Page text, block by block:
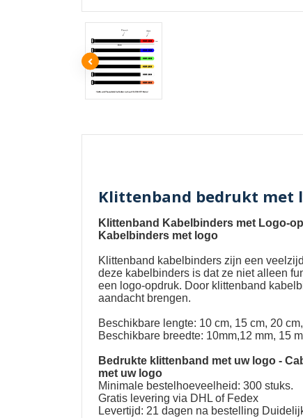
Klittenband bedrukt met
Klittenband Kabelbinders met Logo-
Kabelbinders met logo
Klittenband kabelbinders zijn een
deze kabelbinders is dat ze niet alleen
een logo-opdruk. Door klittenband
aandacht brengen.
Beschikbare lengte: 10 cm, 15 cm, 20
Beschikbare breedte: 10mm,12 mm, 15
Bedrukte klittenband met uw logo -
met uw logo
Minimale bestelhoeveelheid: 300 stuks.
Gratis levering via DHL of Fedex
Levertijd: 21 dagen na bestelling